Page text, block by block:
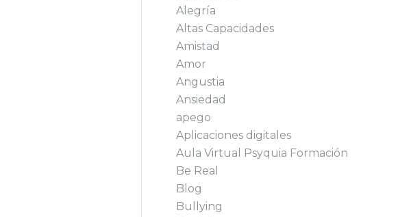
Alegría
Altas Capacidades
Amistad
Amor
Angustia
Ansiedad
apego
Aplicaciones digitales
Aula Virtual Psyquia Formación
Be Real
Blog
Bullying